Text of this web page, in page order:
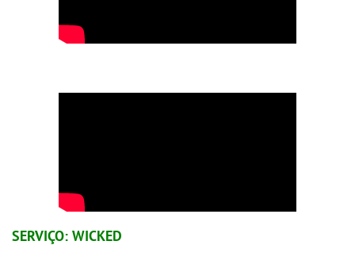
SERVIÇO: WICKED